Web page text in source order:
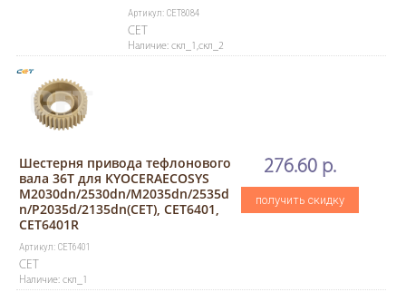
Артикул: CET8084
CET
Наличие: скл_1,скл_2
Шестерня привода тефлонового
вала 36Т для KYOCERAECOSYS
M2030dn/2530dn/M2035dn/2535d
n/P2035d/2135dn(CET), CET6401,
CET6401R
Артикул: CET6401
CET
Наличие: скл_1
276.60 р.
получить скидку